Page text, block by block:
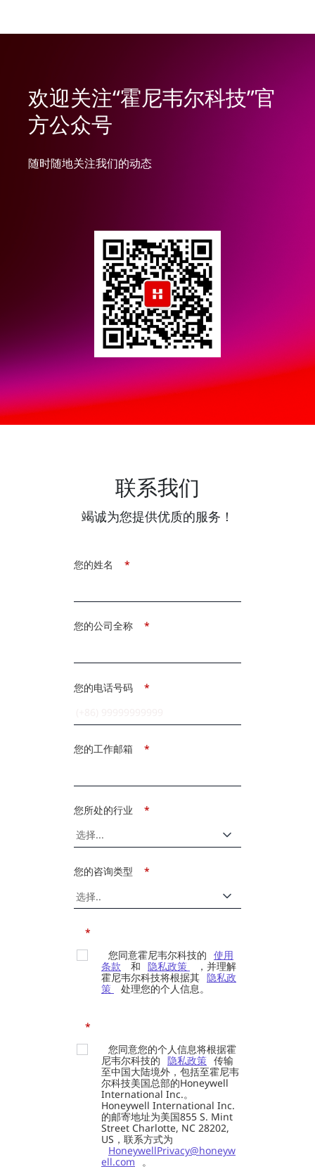
欢迎关注“霍尼韦尔科技”官
方公众号
随时随地关注我们的动态
联系我们
竭诚为您提供优质的服务！
*
您的姓名
*
您的公司全称
*
您的电话号码
*
您的工作邮箱
*
您所处的行业
*
您的咨询类型
*
您同意霍尼韦尔科技的 使用
条款
和 隐私政策
，并理解
霍尼韦尔科技将根据其 隐私政
策
处理您的个人信息。
*
您同意您的个人信息将根据霍
尼韦尔科技的 隐私政策 传输
至中国大陆境外，包括至霍尼韦
尔科技美国总部的Honeywell
International Inc.。
Honeywell International Inc.
的邮寄地址为美国855 S. Mint
Street Charlotte, NC 28202,
US，联系方式为
HoneywellPrivacy@honeyw
ell.com
。